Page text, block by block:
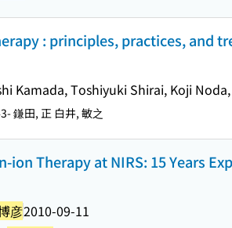
: principles, practices, and
Kamada, Toshiyuki Shirai, Koji
鎌田, 正 白井, 敏之
ion Therapy at NIRS: 15 Years
彦2010-09-11